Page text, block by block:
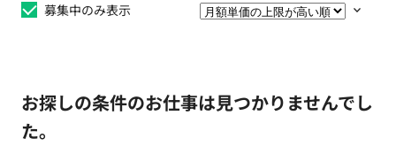
募集中のみ表示
お探しの条件のお仕事は見つかりませんでし
た。